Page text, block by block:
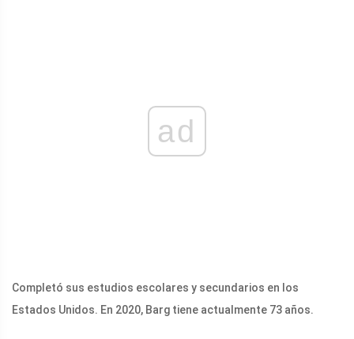
ad
Completó sus estudios escolares y secundarios en los
Estados Unidos. En 2020, Barg tiene actualmente 73 años.